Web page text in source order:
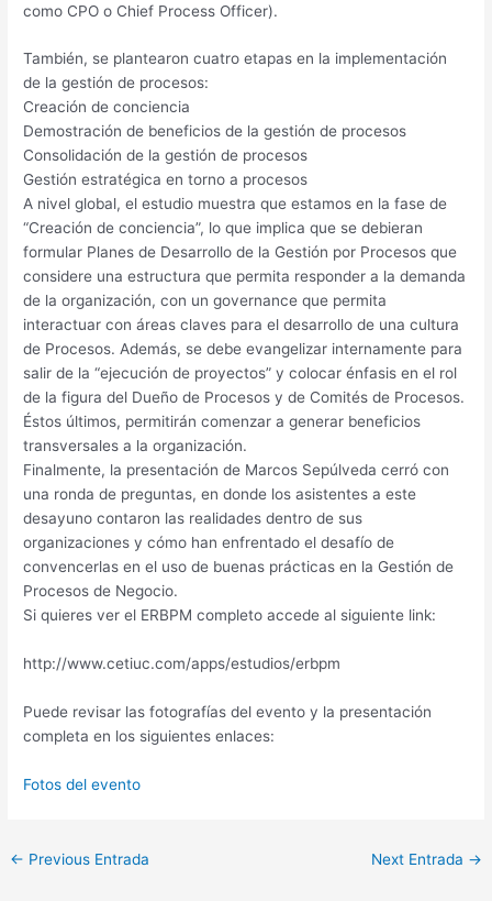
como CPO o Chief Process Officer).
También, se plantearon cuatro etapas en la implementación
de la gestión de procesos:
Creación de conciencia
Demostración de beneficios de la gestión de procesos
Consolidación de la gestión de procesos
Gestión estratégica en torno a procesos
A nivel global, el estudio muestra que estamos en la fase de
“Creación de conciencia”, lo que implica que se debieran
formular Planes de Desarrollo de la Gestión por Procesos que
considere una estructura que permita responder a la demanda
de la organización, con un governance que permita
interactuar con áreas claves para el desarrollo de una cultura
de Procesos. Además, se debe evangelizar internamente para
salir de la “ejecución de proyectos” y colocar énfasis en el rol
de la figura del Dueño de Procesos y de Comités de Procesos.
Éstos últimos, permitirán comenzar a generar beneficios
transversales a la organización.
Finalmente, la presentación de Marcos Sepúlveda cerró con
una ronda de preguntas, en donde los asistentes a este
desayuno contaron las realidades dentro de sus
organizaciones y cómo han enfrentado el desafío de
convencerlas en el uso de buenas prácticas en la Gestión de
Procesos de Negocio.
Si quieres ver el ERBPM completo accede al siguiente link:
http://www.cetiuc.com/apps/estudios/erbpm
Puede revisar las fotografías del evento y la presentación
completa en los siguientes enlaces:
Fotos del evento
← Previous Entrada Next Entrada →